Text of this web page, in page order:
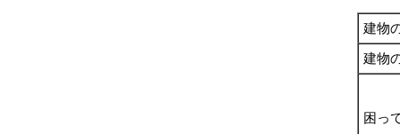
建物
建物
困っ